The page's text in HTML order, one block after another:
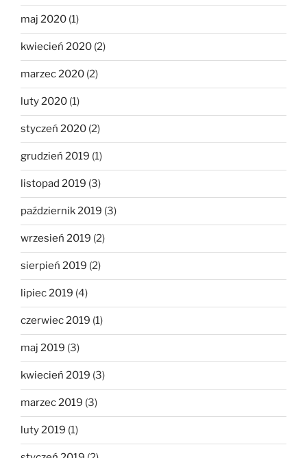
maj 2020 (1)
kwiecień 2020 (2)
marzec 2020 (2)
luty 2020 (1)
styczeń 2020 (2)
grudzień 2019 (1)
listopad 2019 (3)
październik 2019 (3)
wrzesień 2019 (2)
sierpień 2019 (2)
lipiec 2019 (4)
czerwiec 2019 (1)
maj 2019 (3)
kwiecień 2019 (3)
marzec 2019 (3)
luty 2019 (1)